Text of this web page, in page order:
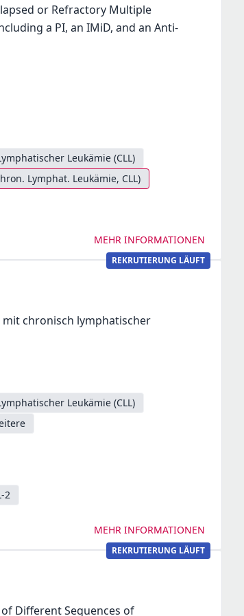
or Refractory Multiple
a PI, an IMiD, and an Anti-
Leukämie (CLL)
Lymphat. Leukämie, CLL)
MEHR INFORMATIONEN
REKRUTIERUNG LÄUFT
mit chronisch lymphatischer
Leukämie (CLL)
2
MEHR INFORMATIONEN
REKRUTIERUNG LÄUFT
Different Sequences of